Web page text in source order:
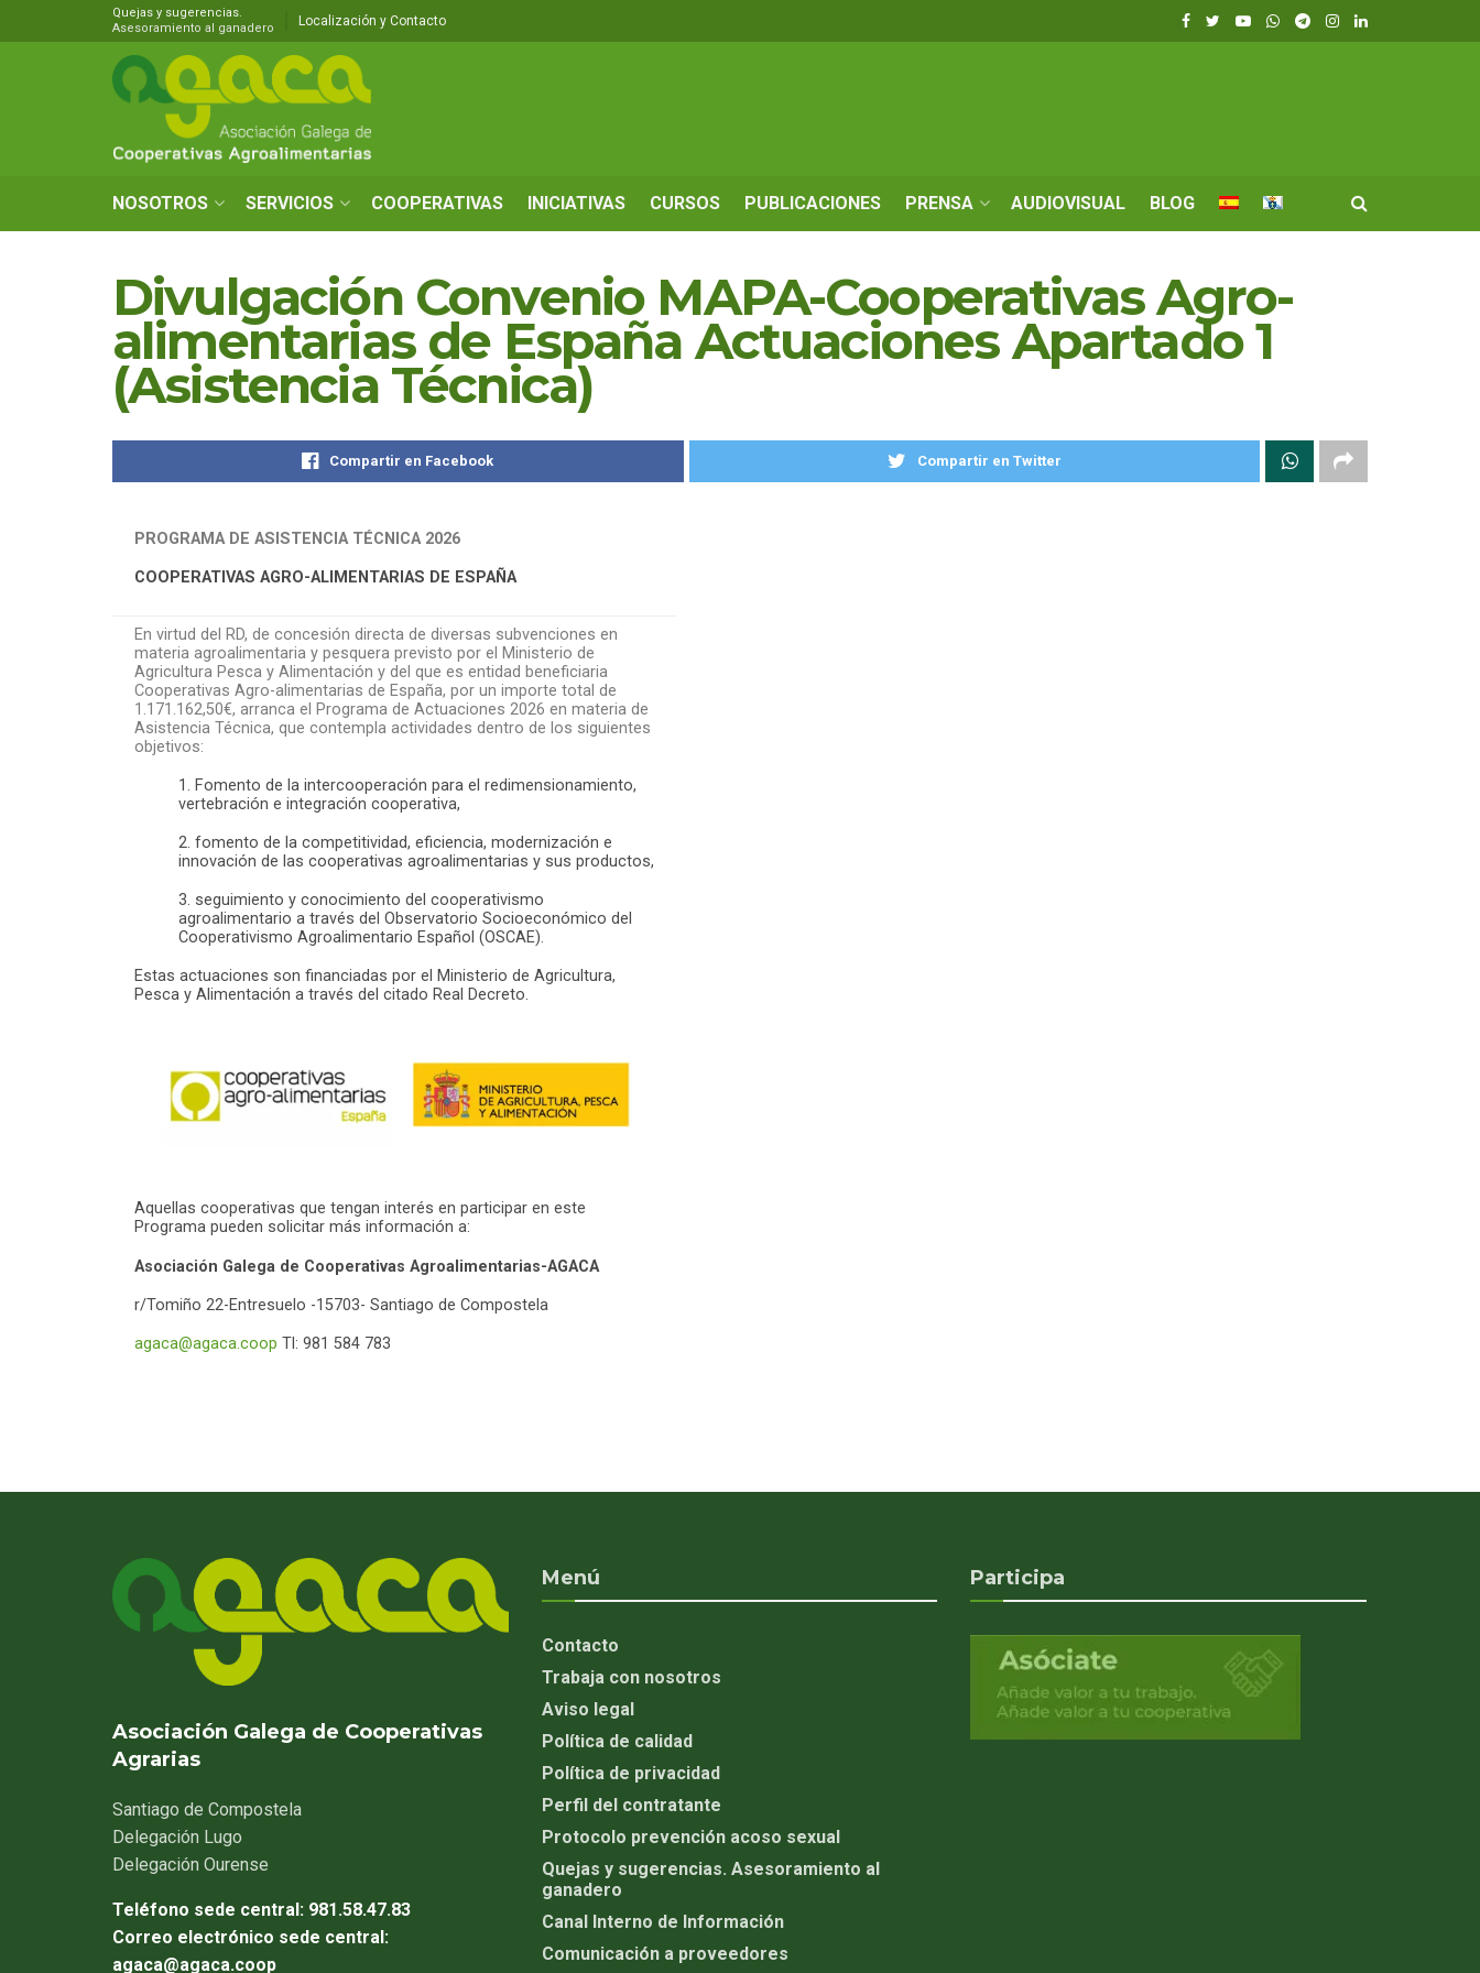
Quejas y sugerencias.
Asesoramiento al ganadero
Localización y Contacto
NOSOTROS SERVICIOS COOPERATIVAS INICIATIVAS CURSOS PUBLICACIONES PRENSA AUDIOVISUAL BLOG
Divulgación Convenio MAPA-Cooperativas Agro-
alimentarias de España Actuaciones Apartado 1
(Asistencia Técnica)
Compartir en Facebook Compartir en Twitter
PROGRAMA DE ASISTENCIA TÉCNICA 2026
COOPERATIVAS AGRO-ALIMENTARIAS DE ESPAÑA
En virtud del RD, de concesión directa de diversas subvenciones en
materia agroalimentaria y pesquera previsto por el Ministerio de
Agricultura Pesca y Alimentación y del que es entidad beneficiaria
Cooperativas Agro-alimentarias de España, por un importe total de
1.171.162,50€, arranca el Programa de Actuaciones 2026 en materia de
Asistencia Técnica, que contempla actividades dentro de los siguientes
objetivos:
1. Fomento de la intercooperación para el redimensionamiento,
vertebración e integración cooperativa,
2. fomento de la competitividad, eficiencia, modernización e
innovación de las cooperativas agroalimentarias y sus productos,
3. seguimiento y conocimiento del cooperativismo
agroalimentario a través del Observatorio Socioeconómico del
Cooperativismo Agroalimentario Español (OSCAE).
Estas actuaciones son financiadas por el Ministerio de Agricultura,
Pesca y Alimentación a través del citado Real Decreto.
Aquellas cooperativas que tengan interés en participar en este
Programa pueden solicitar más información a:
Asociación Galega de Cooperativas Agroalimentarias-AGACA
r/Tomiño 22-Entresuelo -15703- Santiago de Compostela
agaca@agaca.coop Tl: 981 584 783
Asociación Galega de Cooperativas
Agrarias
Santiago de Compostela
Delegación Lugo
Delegación Ourense
Teléfono sede central: 981.58.47.83
Correo electrónico sede central:
agaca@agaca.coop
Menú
Contacto
Trabaja con nosotros
Aviso legal
Política de calidad
Política de privacidad
Perfil del contratante
Protocolo prevención acoso sexual
Quejas y sugerencias. Asesoramiento al
ganadero
Canal Interno de Información
Comunicación a proveedores
Participa